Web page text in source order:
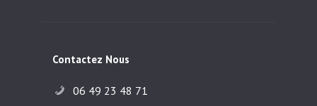
Contactez Nous
06 49 23 48 71